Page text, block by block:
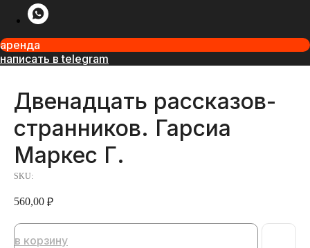
аренда
написать в telegram
Двенадцать рассказов-
странников. Гарсиа
Маркес Г.
SKU:
560,00 ₽
в корзину